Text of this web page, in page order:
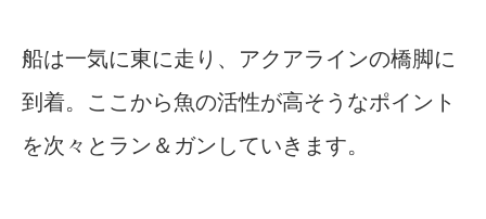
船は一気に東に走り、アクアラインの橋脚に
到着。ここから魚の活性が高そうなポイント
を次々とラン＆ガンしていきます。